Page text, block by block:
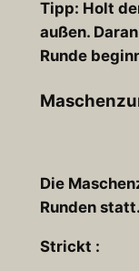
Tipp: Holt
außen.
Runde
Die
Runden statt.
Strickt :